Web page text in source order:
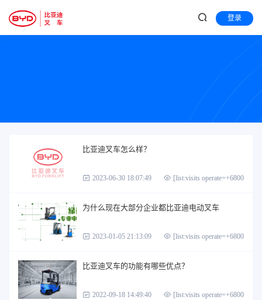
登录
比亚迪叉车怎么样？
2023-06-30 18:07:49 [list:visits operate=+6800]
为什么现在大部分企业都比亚迪电动叉车
2023-01-05 21:13:09 [list:visits operate=+6800]
比亚迪叉车的功能有哪些优点？
2022-09-18 14:49:40 [list:visits operate=+6800]